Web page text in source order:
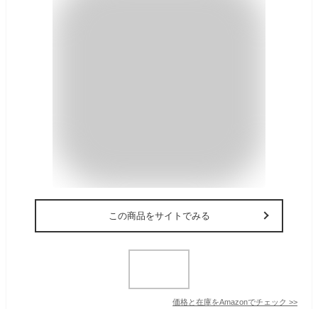
この商品をサイトでみる
価格と在庫をAmazonでチェック >>